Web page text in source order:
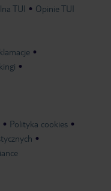
TUI Opinie TUI
Polityka cookies